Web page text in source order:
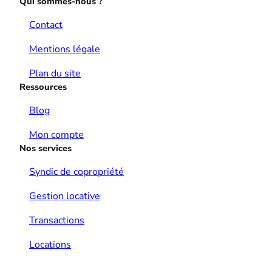
Contact
Mentions légale
Plan du site
Ressources
Blog
Mon compte
Nos services
Syndic de copropriété
Gestion locative
Transactions
Locations